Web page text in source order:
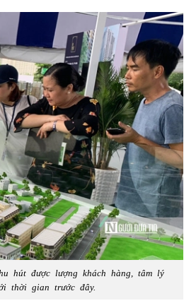
hút được lượng khách hàng, tâm lý
thời gian trước đây.